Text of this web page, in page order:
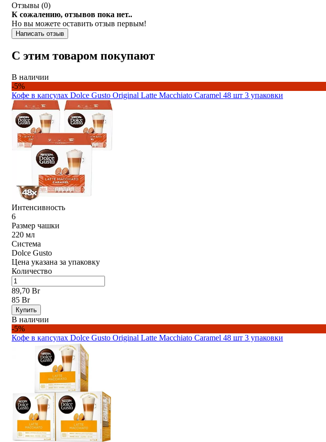
Отзывы (0)
К сожалению, отзывов пока нет..
Но вы можете оставить отзыв первым!
Написать отзыв
С этим товаром покупают
В наличии
-5%
Кофе в капсулах Dolce Gusto Original Latte Macchiato Caramel 48 шт 3 упаковки
Интенсивность
6
Размер чашки
220 мл
Система
Dolce Gusto
Цена указана за упаковку
Количество
89,70 Br
85 Br
Купить
В наличии
-5%
Кофе в капсулах Dolce Gusto Original Latte Macchiato Caramel 48 шт 3 упаковки